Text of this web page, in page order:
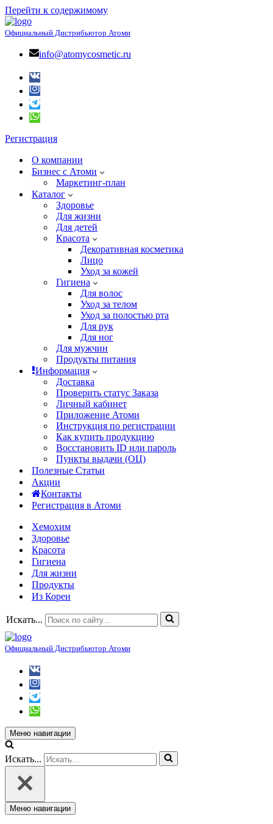
Перейти к содержимому
Официальный Дистрибьютор Атоми
info@atomycosmetic.ru
Регистрация
О компании
Бизнес с Атоми
Маркетинг-план
Каталог
Здоровье
Для жизни
Для детей
Красота
Декоративная косметика
Лицо
Уход за кожей
Гигиена
Для волос
Уход за телом
Уход за полостью рта
Для рук
Для ног
Для мужчин
Продукты питания
Информация
Доставка
Проверить статус Заказа
Личный кабинет
Приложение Атоми
Инструкция по регистрации
Как купить продукцию
Восстановить ID или пароль
Пункты выдачи (ОЦ)
Полезные Статьи
Акции
Контакты
Регистрация в Атоми
Хемохим
Здоровье
Красота
Гигиена
Для жизни
Продукты
Из Кореи
Искать...
Официальный Дистрибьютор Атоми
Меню навигации
Искать...
Меню навигации